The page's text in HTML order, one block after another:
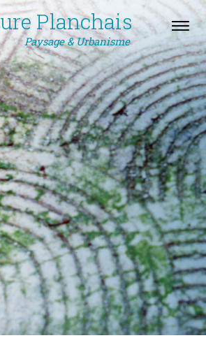
Planchais
Paysage & Urbanisme